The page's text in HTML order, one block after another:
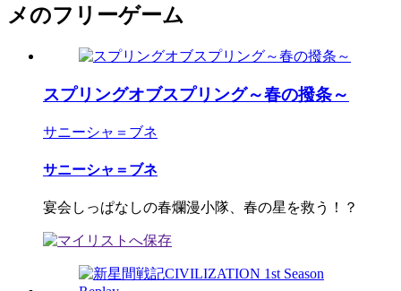
メのフリーゲーム
スプリングオブスプリング～春の撥条～
サニーシャ＝ブネ
サニーシャ＝ブネ
宴会しっぱなしの春爛漫小隊、春の星を救う！？